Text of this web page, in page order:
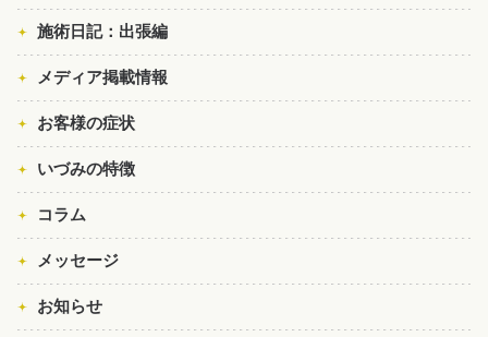
施術日記：出張編
メディア掲載情報
お客様の症状
いづみの特徴
コラム
メッセージ
お知らせ